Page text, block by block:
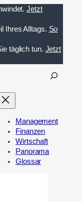
Jetzt
Ihres Alltags. So
täglich tun. Jetzt
n
Management
Finanzen
Wirtschaft
Panorama
Glossar